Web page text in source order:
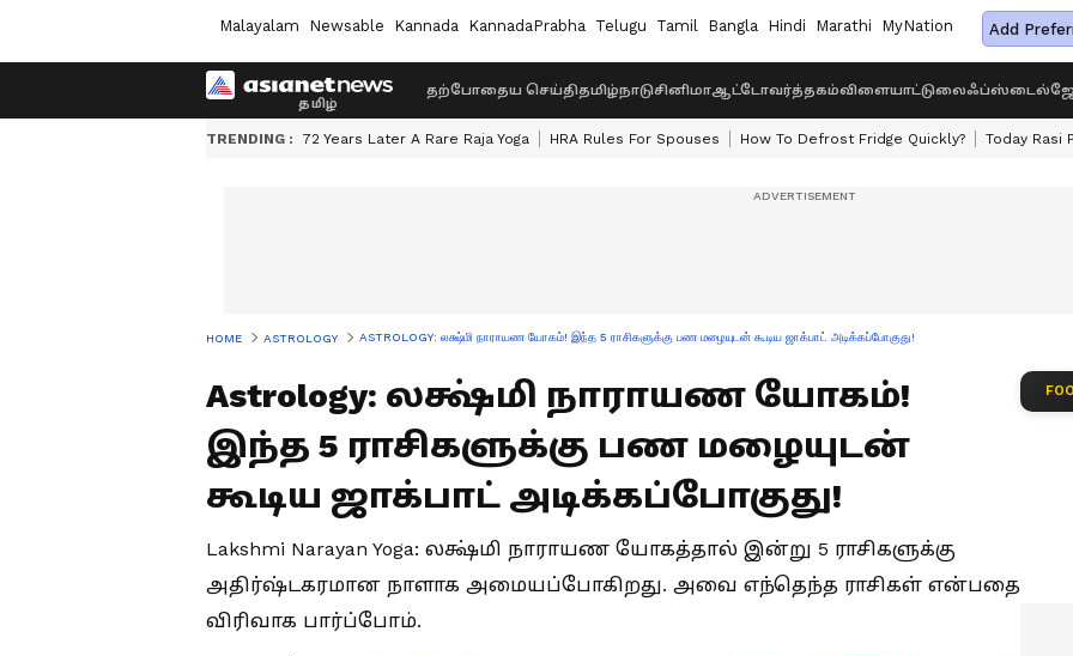
Malayalam Newsable Kannada KannadaPrabha Telugu Tamil Bangla Hindi Marathi MyNation Add
தற்போதைய செய்திதமிழ்நாடுசினிமாஆட்டோவர்த்தகம்விளையாட்டுலைஃப்ஸ்டைல்
TRENDING : 72 Years Later A Rare Raja Yoga HRA Rules For Spouses How To Defrost Fridge Quickly? Today Rasi
HOME ASTROLOGY ASTROLOGY: லக்ஷ்மி நாராயண யோகம்! இந்த 5 ராசிகளுக்கு பண மழையுடன் கூடிய ஜாக்பாட் அடிக்கப்போகுது!
Astrology: லக்ஷ்மி நாராயண யோகம்!
இந்த 5 ராசிகளுக்கு பண மழையுடன்
கூடிய ஜாக்பாட் அடிக்கப்போகுது!
Lakshmi Narayan Yoga: லக்ஷ்மி நாராயண யோகத்தால் இன்று 5 ராசிகளுக்கு
அதிர்ஷ்டகரமான நாளாக அமையப்போகிறது. அவை எந்தெந்த ராசிகள் என்பதை
விரிவாக பார்ப்போம்.